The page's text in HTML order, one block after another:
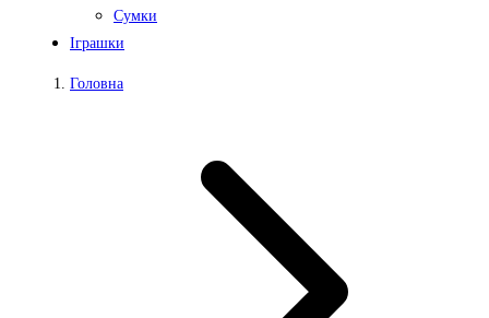
Сумки
Іграшки
Головна